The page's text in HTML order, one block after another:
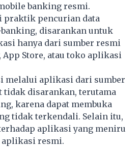
banking resmi.
praktik pencurian data
disarankan untuk
hanya dari sumber resmi
App Store, atau toko aplikasi
melalui aplikasi dari sumber
tidak disarankan, terutama
karena dapat membuka
tidak terkendali. Selain itu,
aplikasi yang meniru
aplikasi resmi.